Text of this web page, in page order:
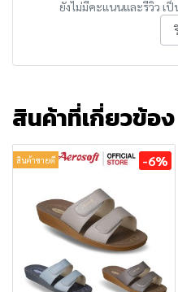
ยังไม่มีคะแนนและรีวิว เ
สินค้าที่เกี่ยวข้อง
สินค้าขายดี -6%